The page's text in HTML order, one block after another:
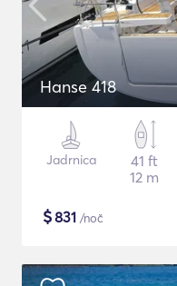
Hanse 418
Jadrnica
41 ft
12 m
$831 /noč